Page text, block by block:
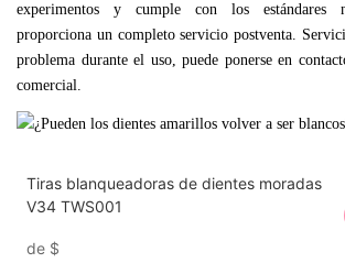
experimentos y cumple con los estándares
proporciona un completo servicio postventa.
problema durante el uso, puede ponerse en
comercial.
Tiras blanqueadoras de dientes moradas
V34 TWS001
de $